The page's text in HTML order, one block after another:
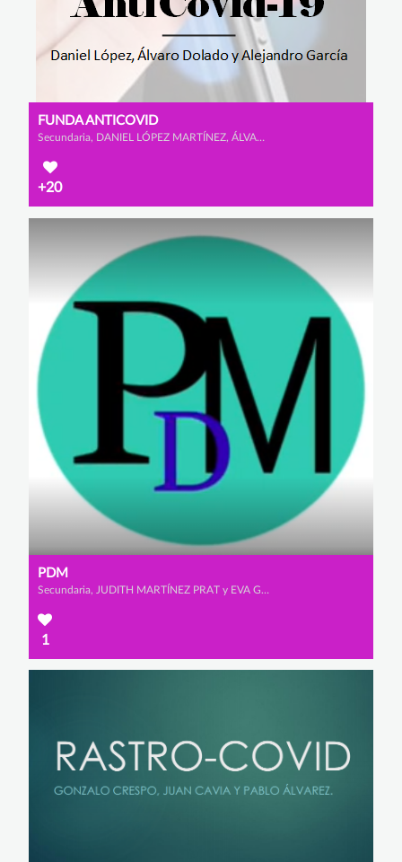
FUNDA ANTICOVID
Secundaria, DANIEL LÓPEZ MARTÍNEZ, ÁLVARO DOLADO MONTERO y ALEJANDRO GARCÍA CALAMARDO
+20
PDM
Secundaria, JUDITH MARTÍNEZ PRAT y EVA GÓMEZ DE LA POLA
1